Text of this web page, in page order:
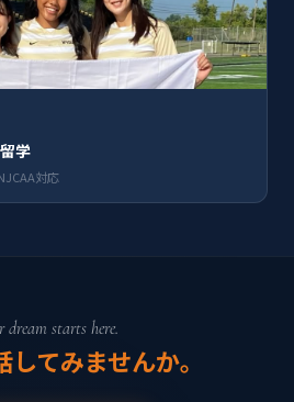
学
対応
dream starts here.
してみませんか。